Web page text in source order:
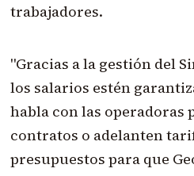
trabajadores.
"Gracias a la gestión del
los salarios estén
habla con las operadoras
contratos o adelanten
presupuestos para que